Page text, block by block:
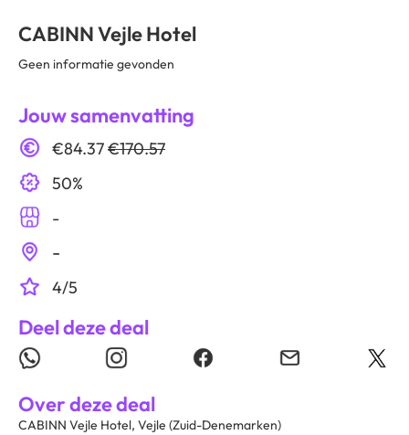
CABINN Vejle Hotel
Geen informatie gevonden
Jouw samenvatting
€84.37€170.57
50%
-
-
4/5
Deel deze deal
Over deze deal
CABINN Vejle Hotel, Vejle (Zuid-Denemarken)